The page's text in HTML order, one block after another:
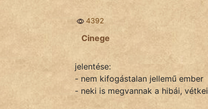
4392
Cinege
jelentése:
- nem kifogástalan jellemű ember
- neki is megvannak a hibái, vétkei